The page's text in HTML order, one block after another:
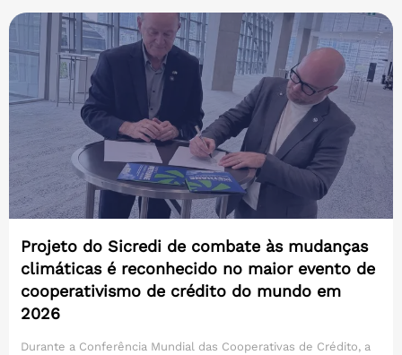
Projeto do Sicredi de combate às mudanças
climáticas é reconhecido no maior evento de
cooperativismo de crédito do mundo em
2026
Durante a Conferência Mundial das Cooperativas de Crédito, a